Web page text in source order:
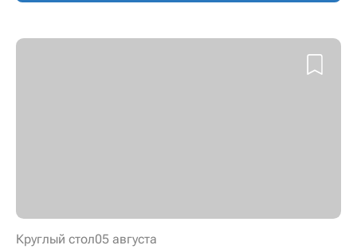
Круглый стол05 августа